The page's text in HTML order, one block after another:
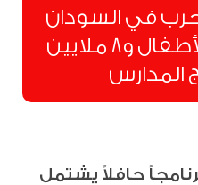
في السودان
سلبت مستقبل الأطفال و8 ملايين
المدارس
حافلاً يشتمل